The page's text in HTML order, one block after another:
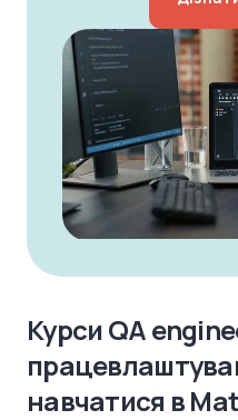
Курси QA
навчатися в